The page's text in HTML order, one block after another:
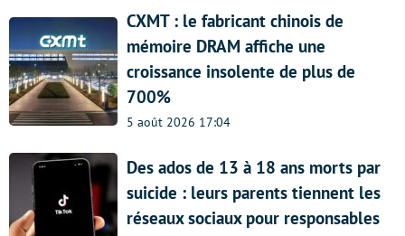
CXMT : le fabricant chinois de
mémoire DRAM affiche une
croissance insolente de plus de
700%
5 août 2026 17:04
Des ados de 13 à 18 ans morts par
suicide : leurs parents tiennent les
réseaux sociaux pour responsables